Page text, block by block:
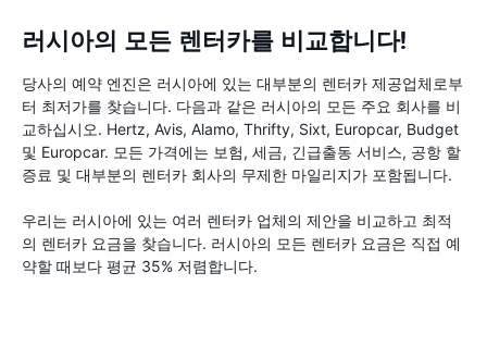
러시아의 모든 렌터카를 비교합니다!
당사의 예약 엔진은 러시아에 있는 대부분의 렌터카 제공업체로부
터 최저가를 찾습니다. 다음과 같은 러시아의 모든 주요 회사를 비
교하십시오. Hertz, Avis, Alamo, Thrifty, Sixt, Europcar, Budget
및 Europcar. 모든 가격에는 보험, 세금, 긴급출동 서비스, 공항 할
증료 및 대부분의 렌터카 회사의 무제한 마일리지가 포함됩니다.
우리는 러시아에 있는 여러 렌터카 업체의 제안을 비교하고 최적
의 렌터카 요금을 찾습니다. 러시아의 모든 렌터카 요금은 직접 예
약할 때보다 평균 35% 저렴합니다.